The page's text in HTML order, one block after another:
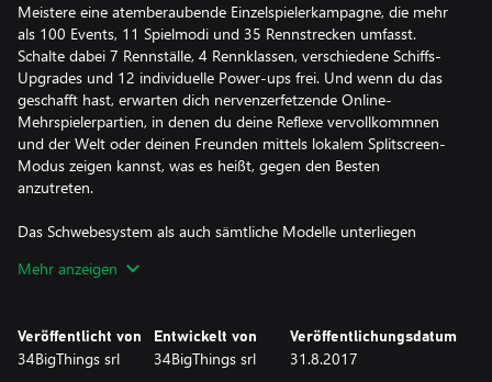
Meistere eine atemberaubende Einzelspielerkampagne, die mehr
als 100 Events, 11 Spielmodi und 35 Rennstrecken umfasst.
Schalte dabei 7 Rennställe, 4 Rennklassen, verschiedene Schiffs-
Upgrades und 12 individuelle Power-ups frei. Und wenn du das
geschafft hast, erwarten dich nervenzerfetzende Online-
Mehrspielerpartien, in denen du deine Reflexe vervollkommnen
und der Welt oder deinen Freunden mittels lokalem Splitscreen-
Modus zeigen kannst, was es heißt, gegen den Besten
anzutreten.
Das Schwebesystem als auch sämtliche Modelle unterliegen
Kurve nimmst, einen Abhang passierst, beschleunigst oder die
einwirkt.
Mehr anzeigen
Veröffentlicht von
34BigThings srl
Entwickelt von
34BigThings srl
Veröffentlichungsdatum
31.8.2017